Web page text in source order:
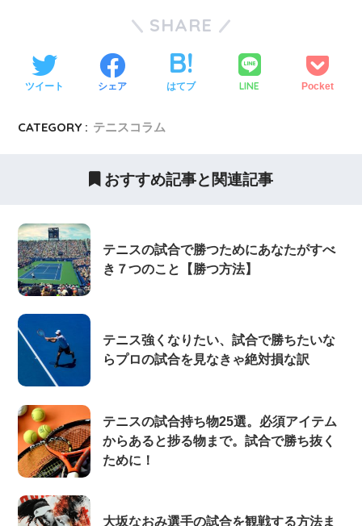
SHARE
ツイート シェア はてブ LINE Pocket
CATEGORY : テニスコラム
おすすめ記事と関連記事
テニスの試合で勝つためにあなたがすべ
き７つのこと【勝つ方法】
テニス強くなりたい、試合で勝ちたいな
らプロの試合を見なきゃ絶対損な訳
テニスの試合持ち物25選。必須アイテム
からあると捗る物まで。試合で勝ち抜く
ために！
大坂なおみ選手の試合を観戦する方法ま